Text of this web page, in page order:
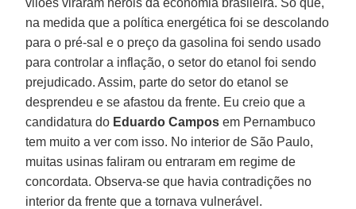
na medida que a política energética foi se descolando
para o pré-sal e o preço da gasolina foi sendo usado
para controlar a inflação, o setor do etanol foi sendo
prejudicado. Assim, parte do setor do etanol se
desprendeu e se afastou da frente. Eu creio que a
candidatura do Eduardo Campos em Pernambuco
tem muito a ver com isso. No interior de São Paulo,
muitas usinas faliram ou entraram em regime de
concordata. Observa-se que havia contradições no
interior da frente que a tornava vulnerável.